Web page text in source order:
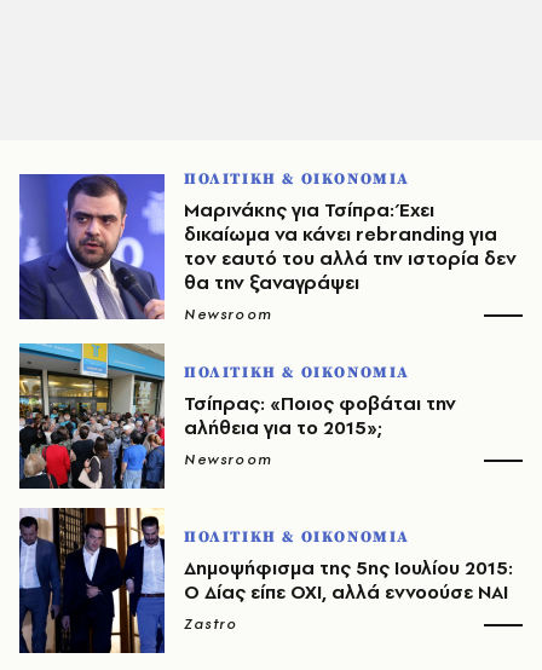
ΠΟΛΙΤΙΚΗ & ΟΙΚΟΝΟΜΙΑ
Μαρινάκης για Τσίπρα: Έχει
δικαίωμα να κάνει rebranding για
τον εαυτό του αλλά την ιστορία δεν
θα την ξαναγράψει
Newsroom
ΠΟΛΙΤΙΚΗ & ΟΙΚΟΝΟΜΙΑ
Τσίπρας: «Ποιος φοβάται την
αλήθεια για το 2015»;
Newsroom
ΠΟΛΙΤΙΚΗ & ΟΙΚΟΝΟΜΙΑ
Δημοψήφισμα της 5ης Ιουλίου 2015:
Ο Δίας είπε ΟΧΙ, αλλά εννοούσε ΝΑΙ
Zastro